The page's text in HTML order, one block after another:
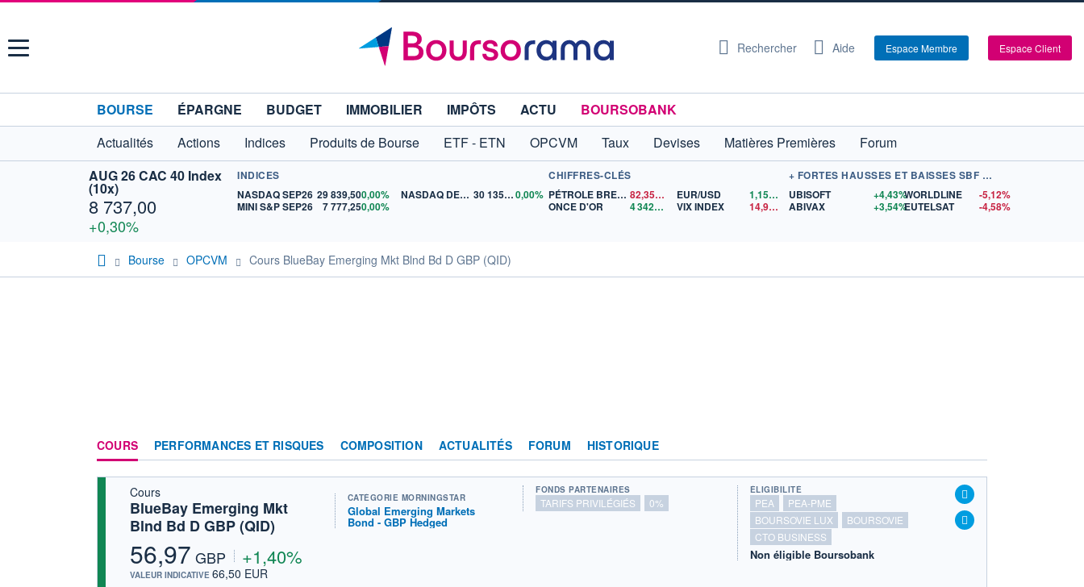
Menu Rechercher Aide Espace Membre Espace Client
BOURSE ÉPARGNE BUDGET IMMOBILIER IMPÔTS ACTU
BOURSOBANK
Actualités
Actions Indices Produits de Bourse ETF - ETN OPCVM Taux Devises Matières Premières
Forum
AUG 26 CAC 40 Index
(10x)
8 737,00
+0,30%
INDICES
NASDAQ SEP26 29 839,500,00%
MINI S&P SEP26
7 777,250,00%
NASDAQ DEC26 30 135,000,00%
CHIFFRES-CLÉS
PÉTROLE BRENT
82,35
$US
ONCE D'OR
4 342,26 $US
EUR/USD 1,1559
$US
VIX INDEX
14,90$US
+ FORTES HAUSSES ET BAISSES SBF 120
UBISOFT
+4,43%
ABIVAX
+3,54%
WORLDLINE
-5,12%
EUTELSAT
-4,58%
Bourse OPCVM Cours BlueBay Emerging Mkt Blnd Bd D GBP (QID)
COURS PERFORMANCES ET RISQUES COMPOSITION ACTUALITÉS FORUM HISTORIQUE
Cours
BlueBay Emerging Mkt
Blnd Bd D GBP (QID)
56,97 GBP +1,40%
VALEUR INDICATIVE 66,50 EUR
CATÉGORIE MORNINGSTAR
Global Emerging Markets
Bond - GBP Hedged
FONDS PARTENAIRES
TARIFS PRIVILÉGIÉS 0%
ÉLIGIBILITÉ
PEA
PEA-PME
BOURSOVIE LUX
BOURSOVIE
CTO BUSINESS
Non éligible Boursobank